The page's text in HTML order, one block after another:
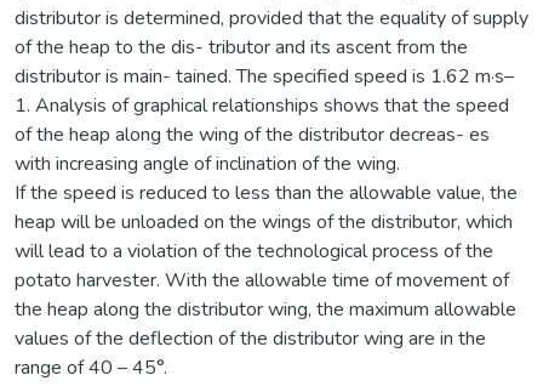
distributor is determined, provided that the equality of supply
of the heap to the dis- tributor and its ascent from the
distributor is main- tained. The specified speed is 1.62 m·s–
1. Analysis of graphical relationships shows that the speed
of the heap along the wing of the distributor decreas- es
with increasing angle of inclination of the wing.
If the speed is reduced to less than the allowable value, the
heap will be unloaded on the wings of the distributor, which
will lead to a violation of the technological process of the
potato harvester. With the allowable time of movement of
the heap along the distributor wing, the maximum allowable
values of the deflection of the distributor wing are in the
range of 40 – 45°.